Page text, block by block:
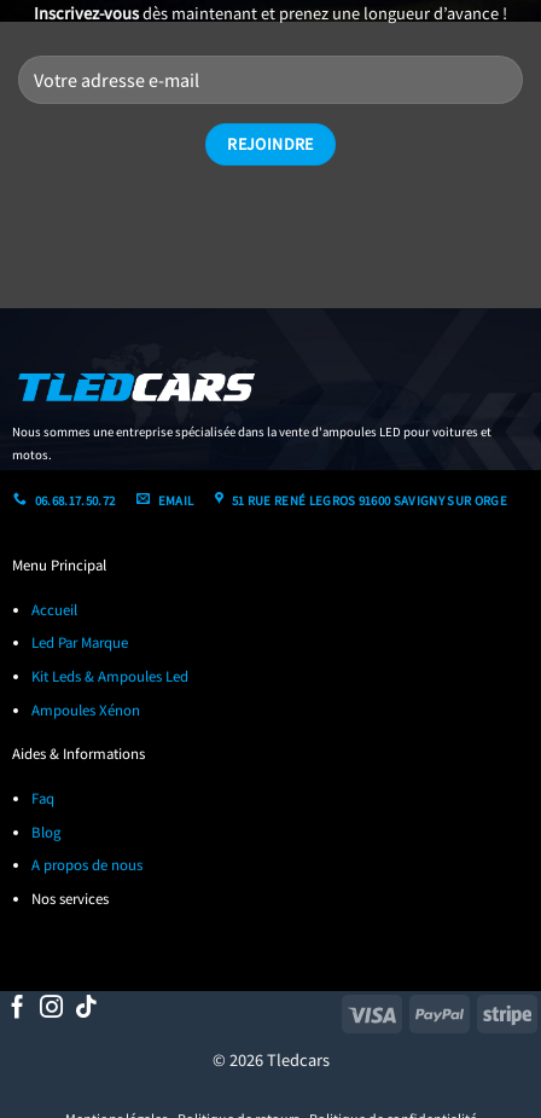
Inscrivez-vousdès maintenant et prenez une longueur d’avance !
Nous sommes une entreprise spécialisée dans la vente d'ampoules LED pour voitures et
motos.
06.68.17.50.72 EMAIL 51 RUE RENÉ LEGROS 91600 SAVIGNY SUR ORGE
Menu Principal
Accueil
Led Par Marque
Kit Leds & Ampoules Led
Ampoules Xénon
Aides & Informations
Faq
Blog
A propos de nous
Nos services
© 2026 Tledcars
Visa PayPal